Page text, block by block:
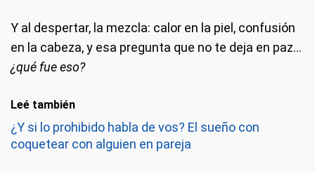
Y al despertar, la mezcla: calor en la piel, confusión
en la cabeza, y esa pregunta que no te deja en paz…
¿qué fue eso?
Leé también
¿Y si lo prohibido habla de vos? El sueño con
coquetear con alguien en pareja